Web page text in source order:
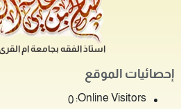
استاذ الفقه بجامعة ام
إحصائيات الموقع
Online Visitors:
0